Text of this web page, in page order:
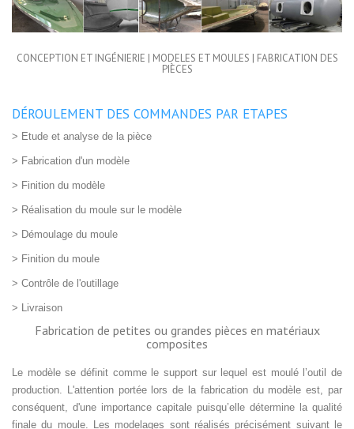
CONCEPTION ET INGÉNIERIE | MODELES ET MOULES | FABRICATION DES
PIÈCES
DÉROULEMENT DES COMMANDES PAR ETAPES
> Etude et analyse de la pièce
> Fabrication d'un modèle
> Finition du modèle
> Réalisation du moule sur le modèle
> Démoulage du moule
> Finition du moule
> Contrôle de l'outillage
> Livraison
Fabrication de petites ou grandes pièces en matériaux
composites
Le modèle se définit comme le support sur lequel est moulé l’outil de
production. L'attention portée lors de la fabrication du modèle est, par
conséquent, d'une importance capitale puisqu’elle détermine la qualité
finale du moule. Les modelages sont réalisés précisément suivant le